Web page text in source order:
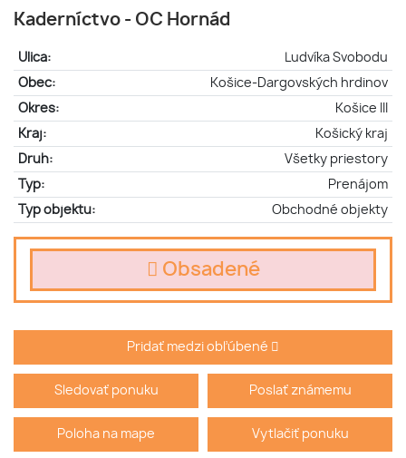
Kaderníctvo - OC Hornád
Ulica:
Ludvíka Svobodu
Obec:
Košice-Dargovských hrdinov
Okres:
Košice III
Kraj:
Košický kraj
Druh:
Všetky priestory
Typ:
Prenájom
Typ objektu:
Obchodné objekty
Obsadené
Pridať medzi obľúbené
Sledovať ponuku Poslať známemu
Poloha na mape Vytlačiť ponuku